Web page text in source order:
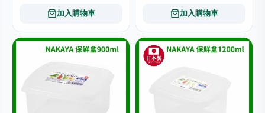
加入購物車 加入購物車